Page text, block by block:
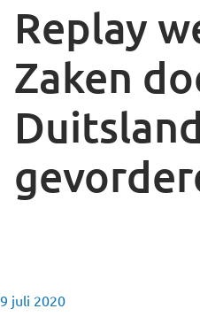
Replay
Zaken
9 juli 2020